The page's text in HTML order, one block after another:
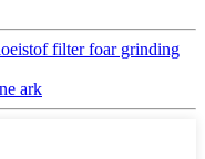
filter foar grinding
ark